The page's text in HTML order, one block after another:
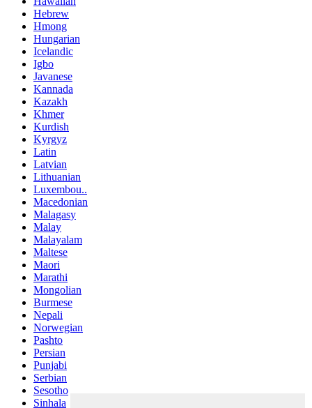
Hebrew
Hmong
Hungarian
Icelandic
Igbo
Javanese
Kannada
Kazakh
Khmer
Kurdish
Kyrgyz
Latin
Latvian
Lithuanian
Luxembou..
Macedonian
Malagasy
Malay
Malayalam
Maltese
Maori
Marathi
Mongolian
Burmese
Nepali
Norwegian
Pashto
Persian
Punjabi
Serbian
Sesotho
Sinhala